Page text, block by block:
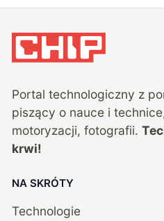
Portal technologiczny z
piszący o nauce i
motoryzacji, fotografii.
krwi!
NA SKRÓTY
Technologie